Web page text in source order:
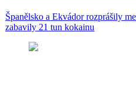
Španělsko a Ekvádor rozprášily
zabavily 21 tun kokainu